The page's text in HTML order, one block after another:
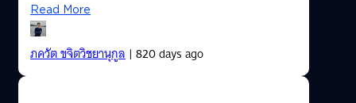
Read More
ภควัต ขจิตวิชยานุกูล| 820 days ago